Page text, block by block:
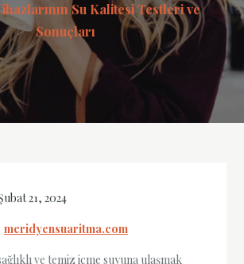
Su Kalitesi Testleri ve
Sonuçları
21, 2024
meridyensuaritma.com
ve temiz içme suyuna ulaşmak